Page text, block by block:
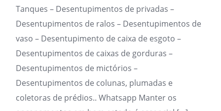
Tanques – Desentupimentos de privadas –
Desentupimentos de ralos – Desentupimentos de
vaso – Desentupimento de caixa de esgoto –
Desentupimentos de caixas de gorduras –
Desentupimentos de mictórios –
Desentupimentos de colunas, plumadas e
coletoras de prédios.. Whatsapp Manter os